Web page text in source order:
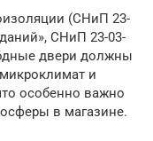
(СНиП 23-
СНиП 23-03-
двери должны
и
особенно важно
в магазине.